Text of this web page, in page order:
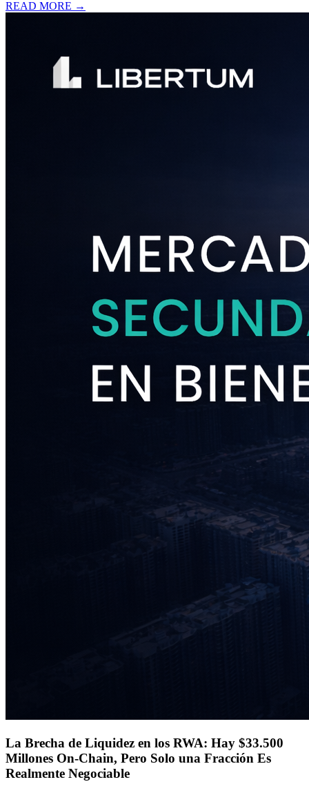
READ MORE →
La Brecha de Liquidez en los RWA: Hay $33.500
Millones On-Chain, Pero Solo una Fracción Es
Realmente Negociable